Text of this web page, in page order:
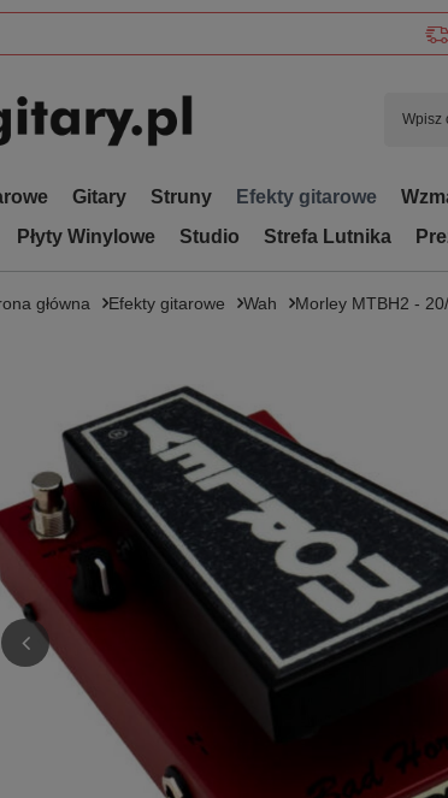
Gitary Struny Efekty gitarowe
Płyty Winylowe Studio Strefa Lutnika
główna Efekty gitarowe Wah Morley MTBH2 -